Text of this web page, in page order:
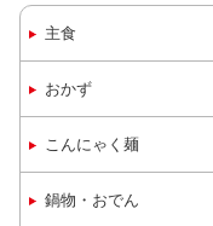
主食
おかず
こんにゃく麺
鍋物・おでん